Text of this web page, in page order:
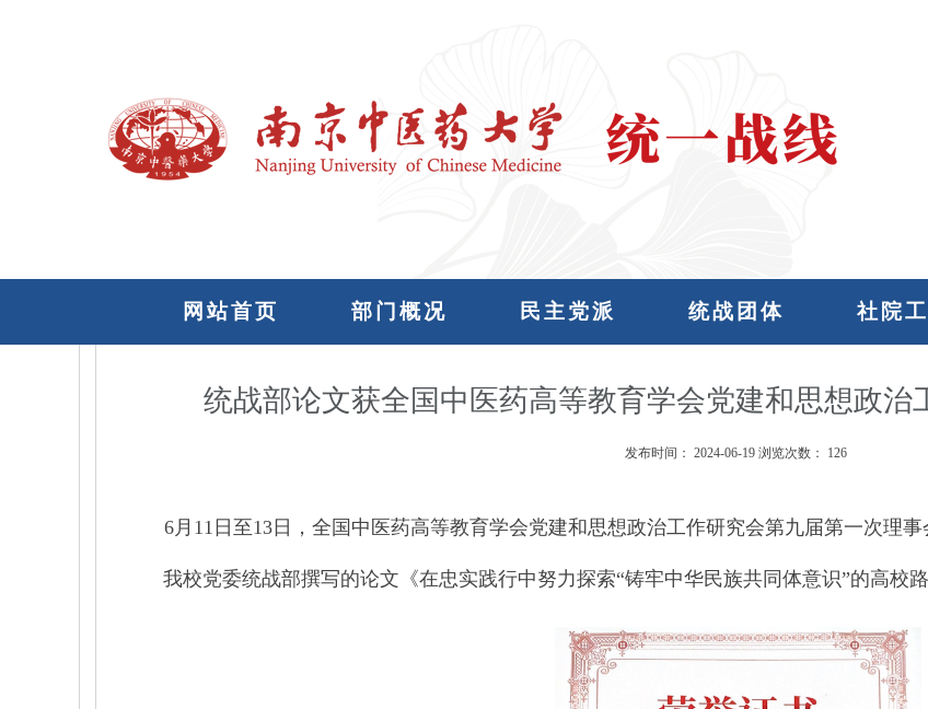
网站首页 部门概况 民主党派 统战团体 社院
统战部论文获全国中医药高等教育学会党建和思想政治
发布时间： 2024-06-19 浏览次数： 126
6月 11 日至13日，全国中医药高等教育学会党建和思想政治工作研究会第九届第一次理事
我校党委统战部撰写的论文《在忠实践行中努力探索“铸牢中华民族共同体意识”的高校